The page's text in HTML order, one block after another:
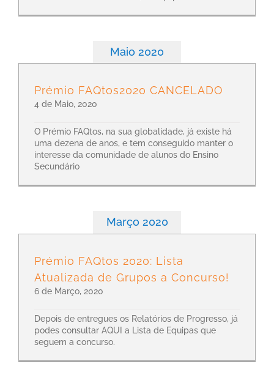
Maio 2020
Prémio FAQtos2020 CANCELADO
4 de Maio, 2020
O Prémio FAQtos, na sua globalidade, já existe há
uma dezena de anos, e tem conseguido manter o
interesse da comunidade de alunos do Ensino
Secundário
Março 2020
Prémio FAQtos 2020: Lista
Atualizada de Grupos a Concurso!
6 de Março, 2020
Depois de entregues os Relatórios de Progresso, já
podes consultar AQUI a Lista de Equipas que
seguem a concurso.